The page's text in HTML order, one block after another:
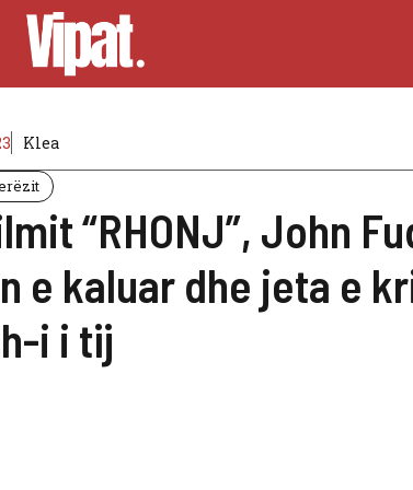
Klea
“RHONJ”, John
e kaluar dhe jeta e
i i tij